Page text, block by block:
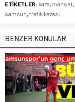
ETİKETLER: kaza, manset,
samsun, trafik kazası
BENZER KONULAR